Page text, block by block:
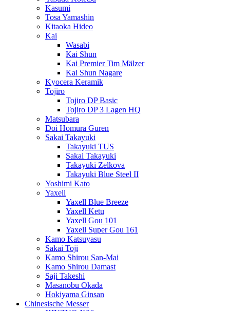
Kasumi
Tosa Yamashin
Kitaoka Hideo
Kai
Wasabi
Kai Shun
Kai Premier Tim Mälzer
Kai Shun Nagare
Kyocera Keramik
Tojiro
Tojiro DP Basic
Tojiro DP 3 Lagen HQ
Matsubara
Doi Homura Guren
Sakai Takayuki
Takayuki TUS
Sakai Takayuki
Takayuki Zelkova
Takayuki Blue Steel II
Yoshimi Kato
Yaxell
Yaxell Blue Breeze
Yaxell Ketu
Yaxell Gou 101
Yaxell Super Gou 161
Kamo Katsuyasu
Sakai Toji
Kamo Shirou San-Mai
Kamo Shirou Damast
Saji Takeshi
Masanobu Okada
Hokiyama Ginsan
Chinesische Messer